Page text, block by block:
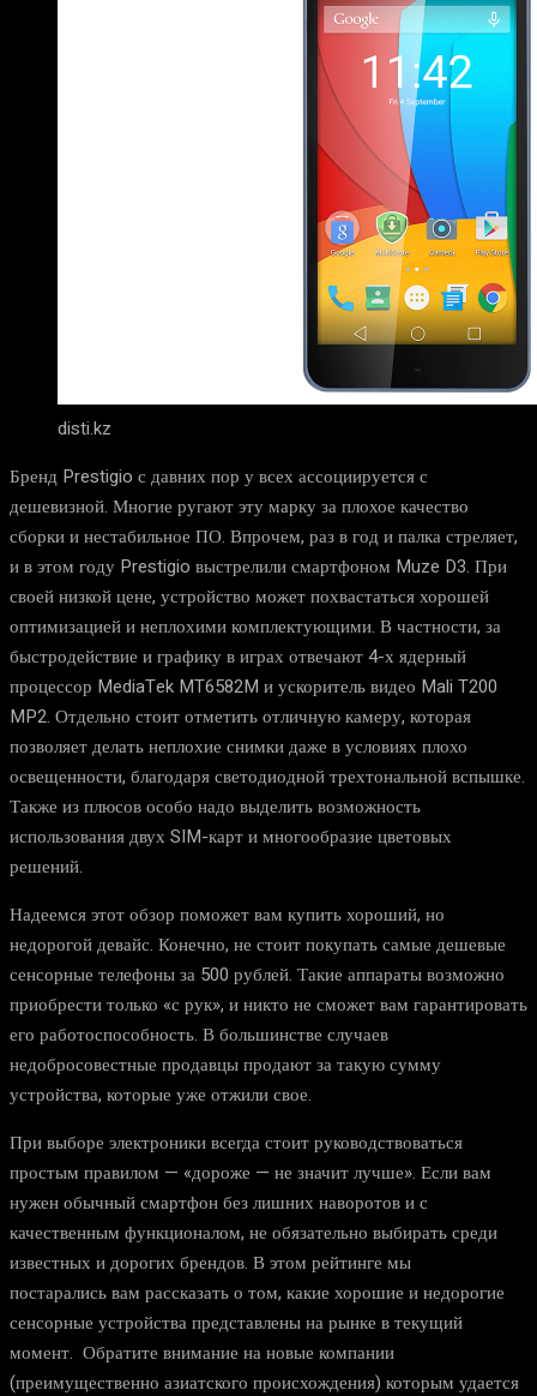
disti.kz
Бренд Prestigio с давних пор у всех ассоциируется с
дешевизной. Многие ругают эту марку за плохое качество
сборки и нестабильное ПО. Впрочем, раз в год и палка стреляет,
и в этом году Prestigio выстрелили смартфоном Muze D3. При
своей низкой цене, устройство может похвастаться хорошей
оптимизацией и неплохими комплектующими. В частности, за
быстродействие и графику в играх отвечают 4-х ядерный
процессор MediaTek MT6582M и ускоритель видео Mali T200
MP2. Отдельно стоит отметить отличную камеру, которая
позволяет делать неплохие снимки даже в условиях плохо
освещенности, благодаря светодиодной трехтональной вспышке.
Также из плюсов особо надо выделить возможность
использования двух SIM-карт и многообразие цветовых
решений.
Надеемся этот обзор поможет вам купить хороший, но
недорогой девайс. Конечно, не стоит покупать самые дешевые
сенсорные телефоны за 500 рублей. Такие аппараты возможно
приобрести только «с рук», и никто не сможет вам гарантировать
его работоспособность. В большинстве случаев
недобросовестные продавцы продают за такую сумму
устройства, которые уже отжили свое.
При выборе электроники всегда стоит руководствоваться
простым правилом — «дороже — не значит лучше». Если вам
нужен обычный смартфон без лишних наворотов и с
качественным функционалом, не обязательно выбирать среди
известных и дорогих брендов. В этом рейтинге мы
постарались вам рассказать о том, какие хорошие и недорогие
сенсорные устройства представлены на рынке в текущий
момент. Обратите внимание на новые компании
(преимущественно азиатского происхождения) которым удается